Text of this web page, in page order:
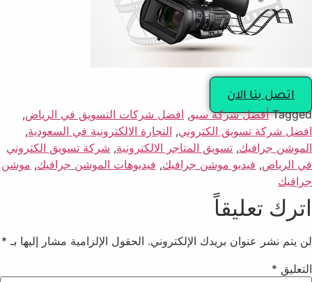
اتصل بنا الان
Tagged أفضل شركة سيو, افضل شركات التسويق في الرياض,
افضل شركة تسويق الكتروني, التجارة الالكترونية في السعودية,
الموشن جرافيك, تسويق المتاجر الالكترونية, شركة تسويق الكتروني
في الرياض, فيديو موشن جرافيك, فيديوهات الموشن جرافيك, موشن
جرافيك
اترك تعليقاً
لن يتم نشر عنوان بريدك الإلكتروني. الحقول الإلزامية مشار إليها بـ *
التعليق *